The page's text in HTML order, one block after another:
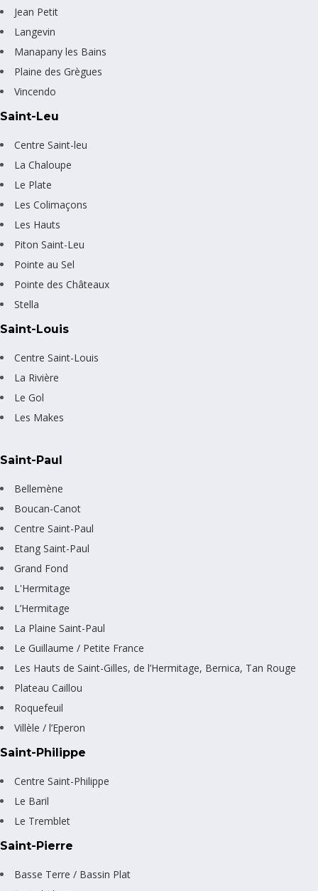
Jean Petit
Langevin
Manapany les Bains
Plaine des Grègues
Vincendo
Saint-Leu
Centre Saint-leu
La Chaloupe
Le Plate
Les Colimaçons
Les Hauts
Piton Saint-Leu
Pointe au Sel
Pointe des Châteaux
Stella
Saint-Louis
Centre Saint-Louis
La Rivière
Le Gol
Les Makes
Saint-Paul
Bellemène
Boucan-Canot
Centre Saint-Paul
Etang Saint-Paul
Grand Fond
L'Hermitage
L’Hermitage
La Plaine Saint-Paul
Le Guillaume / Petite France
Les Hauts de Saint-Gilles, de l’Hermitage, Bernica, Tan Rouge
Plateau Caillou
Roquefeuil
Villèle / l’Eperon
Saint-Philippe
Centre Saint-Philippe
Le Baril
Le Tremblet
Saint-Pierre
Basse Terre / Bassin Plat